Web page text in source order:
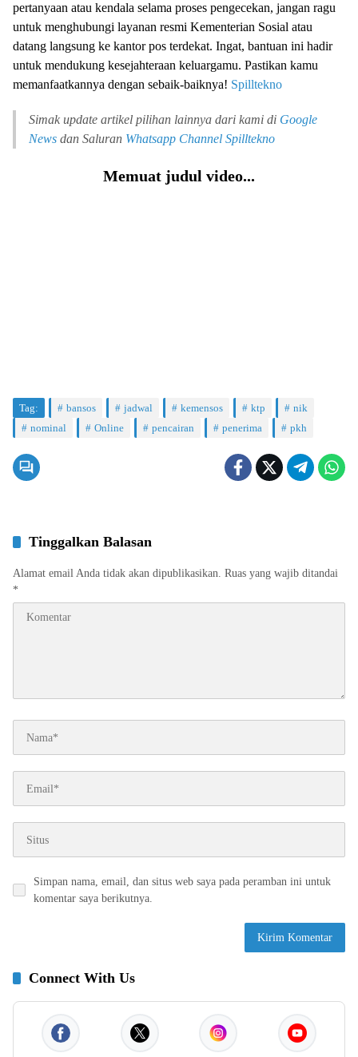
pertanyaan atau kendala selama proses pengecekan, jangan ragu
untuk menghubungi layanan resmi Kementerian Sosial atau
datang langsung ke kantor pos terdekat. Ingat, bantuan ini hadir
untuk mendukung kesejahteraan keluargamu. Pastikan kamu
memanfaatkannya dengan sebaik-baiknya! Spilltekno
Simak update artikel pilihan lainnya dari kami di Google
News dan Saluran Whatsapp Channel Spilltekno
Memuat judul video...
Tag: bansos jadwal kemensos ktp
nik
nominal
Online pencairan penerima pkh
Tinggalkan Balasan
Alamat email Anda tidak akan dipublikasikan. Ruas yang wajib ditandai
*
Simpan nama, email, dan situs web saya pada peramban ini untuk
komentar saya berikutnya.
Connect With Us